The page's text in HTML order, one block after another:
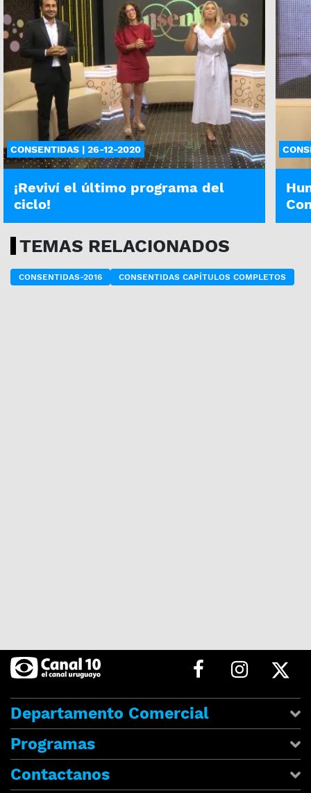
CONSENTIDAS | 26-12-2020
¡Reviví el último programa del
ciclo!
TEMAS RELACIONADOS
CONSENTIDAS-2016 CONSENTIDAS CAPÍTULOS COMPLETOS
Departamento Comercial
Programas
Contactanos